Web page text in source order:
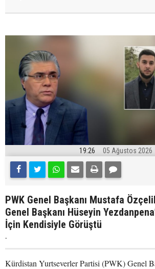
19:26 05 Ağustos 2026
PWK Genel Başkanı Mustafa
Genel Başkanı Hüseyin
İçin Kendisiyle Görüştü
.
Kürdistan Yurtseverler Partisi (PWK) Genel